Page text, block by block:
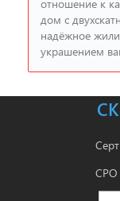
отношение к
дом с
надёжное
украшением
СРО